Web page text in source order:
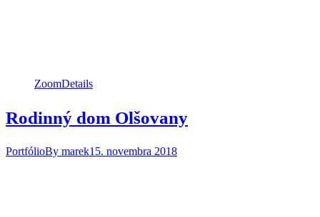
ZoomDetails
Rodinný dom Olšovany
PortfólioBy marek15. novembra 2018